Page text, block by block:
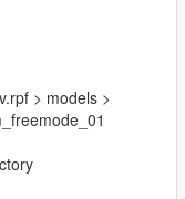
> models >